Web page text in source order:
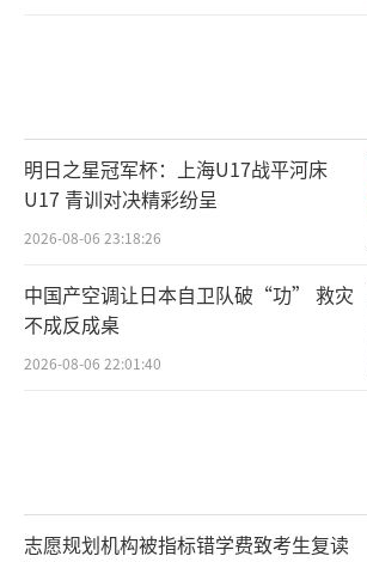
明日之星冠军杯：上海U17战平河床
U17 青训对决精彩纷呈
2026-08-06 23:18:26
中国产空调让日本自卫队破“功” 救灾
不成反成桌
2026-08-06 22:01:40
志愿规划机构被指标错学费致考生复读